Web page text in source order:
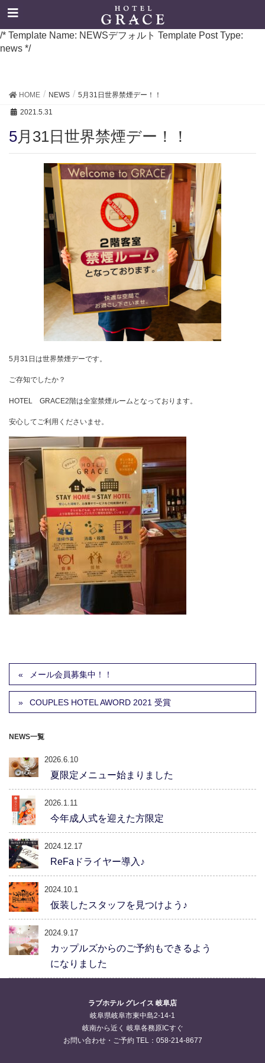
/* Template Name: NEWSデフォルト Template Post Type:
news */
HOME NEWS 5月31日世界禁煙デー！！
2021.5.31
5月31日世界禁煙デー！！
5月31日は世界禁煙デーです。
ご存知でしたか？
HOTEL GRACE2階は全室禁煙ルームとなっております。
安心してご利用くださいませ。
メール会員募集中！！
COUPLES HOTEL AWORD 2021 受賞
NEWS一覧
2026.6.10
夏限定メニュー始まりました
2026.1.11
今年成人式を迎えた方限定
2024.12.17
ReFaドライヤー導入♪
2024.10.1
仮装したスタッフを見つけよう♪
2024.9.17
カップルズからのご予約もできるよう
になりました
ラブホテル グレイス 岐阜店
岐阜県岐阜市東中島2-14-1
岐南から近く 岐阜各務原ICすぐ
お問い合わせ・ご予約 TEL：058-214-8677